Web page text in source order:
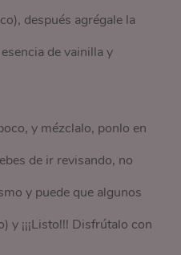
después agrégale la
de vainilla y
y mézclalo, ponlo en
de ir revisando, no
y puede que algunos
y ¡¡¡Listo!!! Disfrútalo con